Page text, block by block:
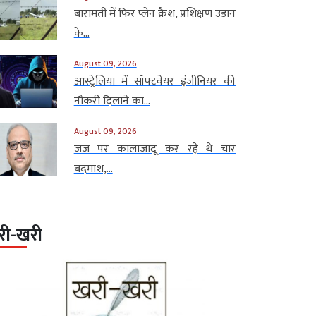
बारामती में फिर प्लेन क्रैश, प्रशिक्षण उड़ान
के...
August 09, 2026
आस्ट्रेलिया में सॉफ्टवेयर इंजीनियर की
नौकरी दिलाने का...
August 09, 2026
जज पर कालाजादू कर रहे थे चार
बदमाश,...
खरी